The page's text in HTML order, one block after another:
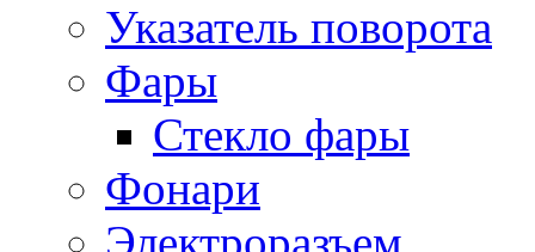
Указатель поворота
Фары
Стекло фары
Фонари